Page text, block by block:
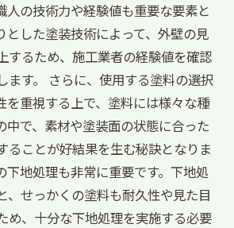
人の技術力や経験値も重要な要素と
とした塗装技術によって、外壁の見
するため、施工業者の経験値を確認
ます。 さらに、使用する塗料の選択
を重視する上で、塗料には様々な種
中で、素材や塗装面の状態に合った
ることが好結果を生む秘訣となりま
下地処理も非常に重要です。下地処
、せっかくの塗料も耐久性や見た目
め、十分な下地処理を実施する必要